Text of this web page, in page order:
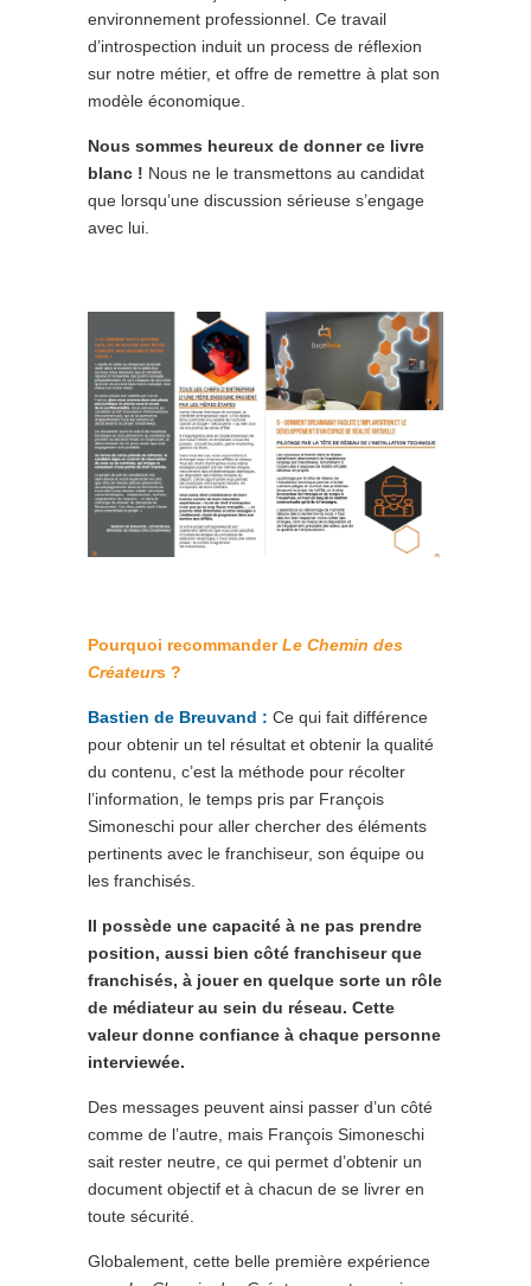
environnement professionnel. Ce travail
d’introspection induit un process de réflexion
sur notre métier, et offre de remettre à plat son
modèle économique.
Nous sommes heureux de donner ce livre
blanc ! Nous ne le transmettons au candidat
que lorsqu’une discussion sérieuse s’engage
avec lui.
Pourquoi recommanderLe Chemin des
Créateurs ?
Bastien de Breuvand : Ce qui fait différence
pour obtenir un tel résultat et obtenir la qualité
du contenu, c’est la méthode pour récolter
l’information, le temps pris par François
Simoneschi pour aller chercher des éléments
pertinents avec le franchiseur, son équipe ou
les franchisés.
Il possède une capacité à ne pas prendre
position, aussi bien côté franchiseur que
franchisés, à jouer en quelque sorte un rôle
de médiateur au sein du réseau. Cette
valeur donne confiance à chaque personne
interviewée.
Des messages peuvent ainsi passer d’un côté
comme de l’autre, mais François Simoneschi
sait rester neutre, ce qui permet d’obtenir un
document objectif et à chacun de se livrer en
toute sécurité.
Globalement, cette belle première expérience